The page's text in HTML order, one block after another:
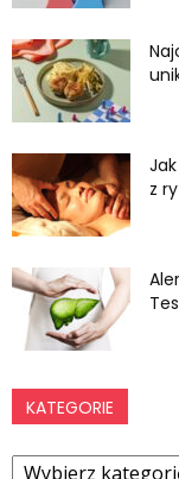
z
KATEGORIE
Kategorie